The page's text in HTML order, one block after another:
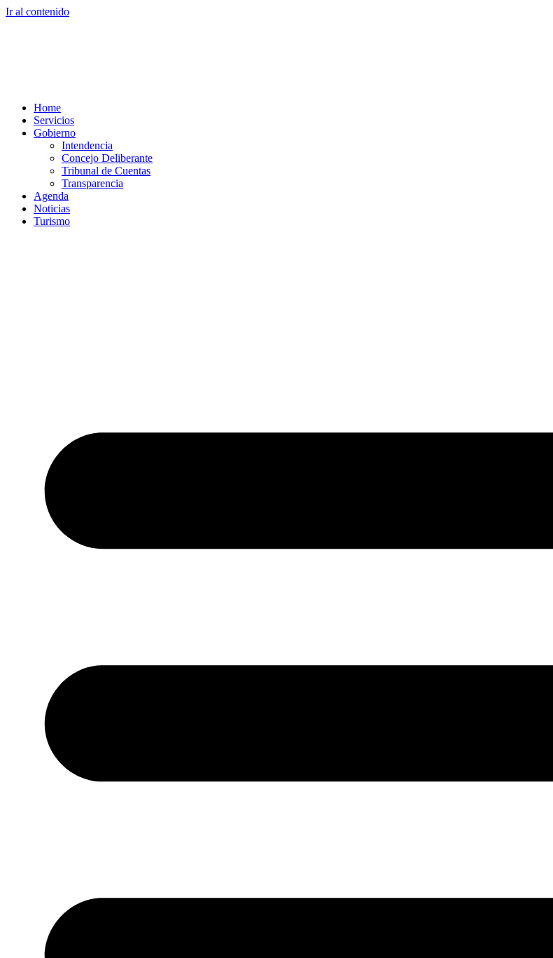
Ir al contenido
Home
Servicios
Gobierno
Intendencia
Concejo Deliberante
Tribunal de Cuentas
Transparencia
Agenda
Noticias
Turismo